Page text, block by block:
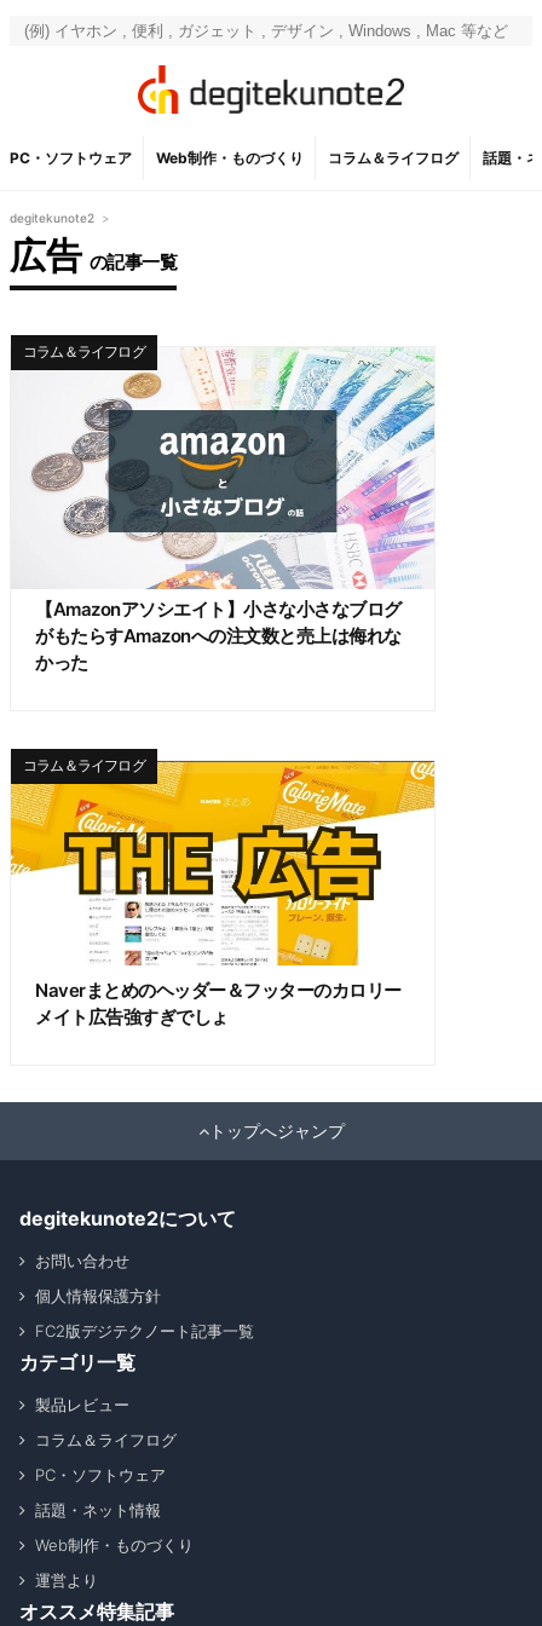
PC・ソフトウェア Web制作・ものづくり コラム＆ライフログ 話題・
degitekunote2 >
広告 の記事一覧
【Amazonアソシエイト】小さな小さなブログ
がもたらすAmazonへの注文数と売上は侮れな
かった
コラム＆ライフログ
Naverまとめのヘッダー＆フッターのカロリー
メイト広告強すぎでしょ
コラム＆ライフログ
トップへジャンプ
degitekunote2について
お問い合わせ
個人情報保護方針
FC2版デジテクノート記事一覧
カテゴリ一覧
製品レビュー
コラム＆ライフログ
PC・ソフトウェア
話題・ネット情報
Web制作・ものづくり
運営より
オススメ特集記事